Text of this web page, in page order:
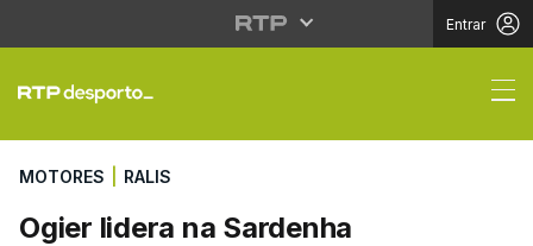
Entrar
Ogier lidera na
MOTORES RALIS
Ogier lidera na Sardenha